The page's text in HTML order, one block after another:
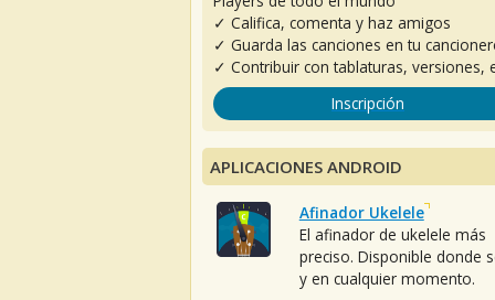
✓ Califica, comenta y haz amigos
✓ Guarda las canciones en tu
✓ Contribuir con tablaturas, versiones,
Inscripción
APLICACIONES ANDROID
Afinador Ukelele
El afinador de ukelele más
preciso. Disponible donde
y en cualquier momento.